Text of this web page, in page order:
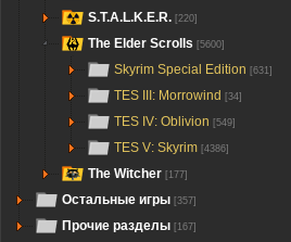
S.T.A.L.K.E.R. [220]
The Elder Scrolls [5600]
Skyrim Special Edition [631]
TES III: Morrowind [34]
TES IV: Oblivion [549]
TES V: Skyrim [4386]
The Witcher [177]
Остальные игры [357]
Прочие разделы [167]